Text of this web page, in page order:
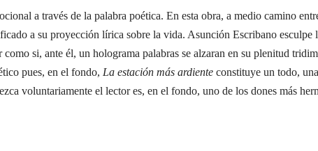
a través de la palabra poética. En esta obra, a medio camino
a su proyección lírica sobre la vida. Asunción Escribano esculpe
si, ante él, un holograma palabras se alzaran en su plenitud
pues, en el fondo, La estación más ardiente constituye un todo,
voluntariamente el lector es, en el fondo, uno de los dones más